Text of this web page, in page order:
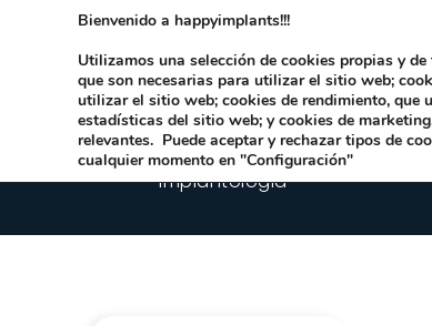
Dirección:
Implantologia
Bienvenido a happyimplants!!!
Utilizamos una selección de cookies propias y
que son necesarias para utilizar el sitio web;
utilizar el sitio web; cookies de rendimiento, que
estadísticas del sitio web; y cookies de
relevantes. Puede aceptar y rechazar tipos de
cualquier momento en "Configuración"